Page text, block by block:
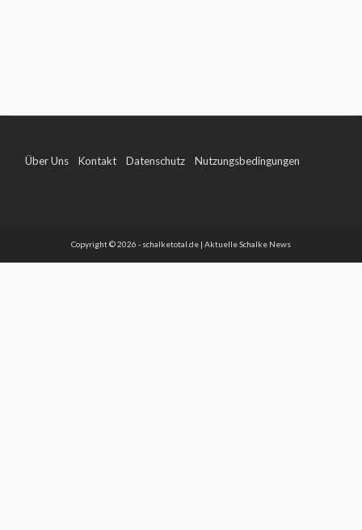
Über Uns Kontakt Datenschutz Nutzungsbedingungen
Copyright © 2026 - schalketotal.de | Aktuelle Schalke News